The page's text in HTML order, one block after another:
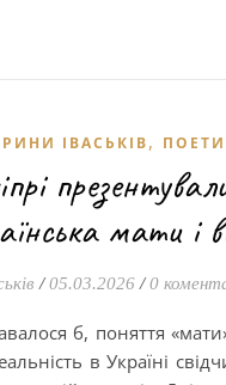
ІВАСЬКІВ,
мати і
/ 05.03.2026 / 0
б, поняття
в Україні